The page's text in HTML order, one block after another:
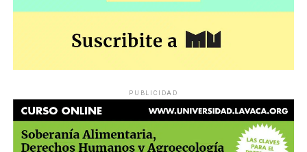
PUBLICIDAD